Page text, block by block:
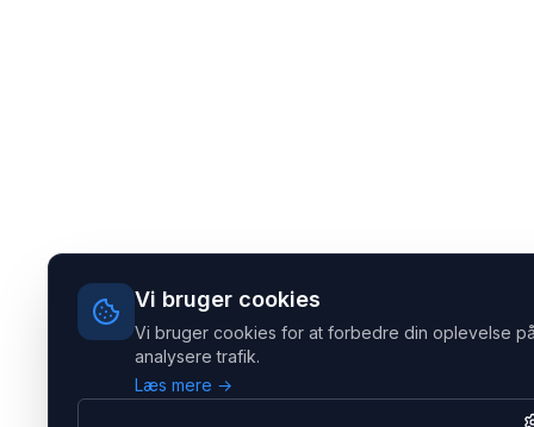
Vi bruger cookies
Vi bruger cookies for at forbedre din oplevelse
analysere trafik.
Læs mere →